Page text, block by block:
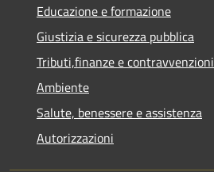
Educazione e formazione
Giustizia e sicurezza pubblica
Tributi,finanze e contravvenzioni
Ambiente
Salute, benessere e assistenza
Autorizzazioni